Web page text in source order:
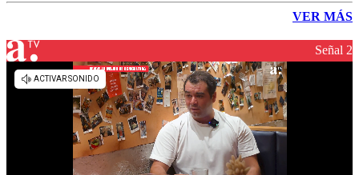
VER MÁS
Señal 2